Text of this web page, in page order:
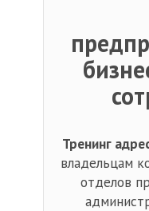
Тренинг
владельцам
отделов